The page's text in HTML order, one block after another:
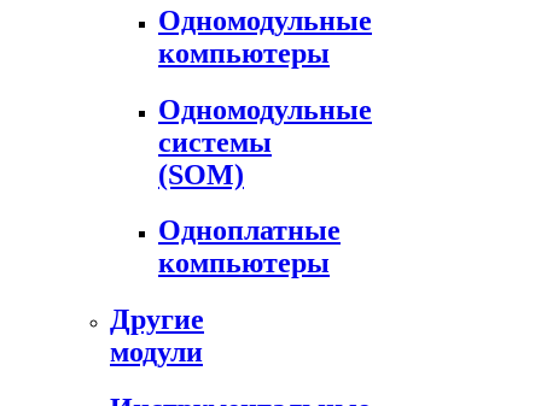
Одномодульные
компьютеры
Одномодульные
системы
(SOM)
Одноплатные
компьютеры
Другие
модули